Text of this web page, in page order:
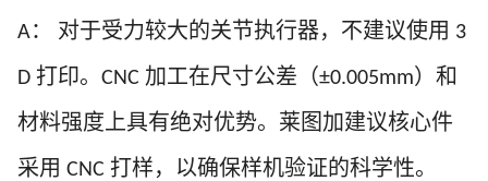
A： 对于受力较大的关节执行器，不建议使用 3
D 打印。 CNC 加工在尺寸公差（±0.005mm）和
材料强度上具有绝对优势。莱图加建议核心件
采用 CNC 打样，以确保样机验证的科学性。